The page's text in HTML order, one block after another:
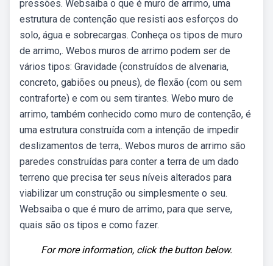
pressões. Websaiba o que é muro de arrimo, uma
estrutura de contenção que resisti aos esforços do
solo, água e sobrecargas. Conheça os tipos de muro
de arrimo,. Webos muros de arrimo podem ser de
vários tipos: Gravidade (construídos de alvenaria,
concreto, gabiões ou pneus), de flexão (com ou sem
contraforte) e com ou sem tirantes. Webo muro de
arrimo, também conhecido como muro de contenção, é
uma estrutura construída com a intenção de impedir
deslizamentos de terra,. Webos muros de arrimo são
paredes construídas para conter a terra de um dado
terreno que precisa ter seus níveis alterados para
viabilizar um construção ou simplesmente o seu.
Websaiba o que é muro de arrimo, para que serve,
quais são os tipos e como fazer.
For more information, click the button below.